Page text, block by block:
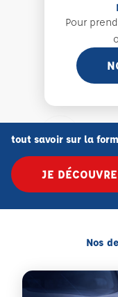
Pour
tout savoir sur la
JE DÉCOUVRE
Nos